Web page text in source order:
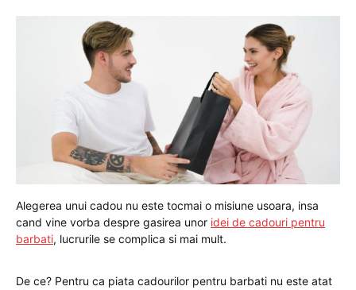
Alegerea unui cadou nu este tocmai o misiune usoara, insa
cand vine vorba despre gasirea unor idei de cadouri pentru
barbati, lucrurile se complica si mai mult.
De ce? Pentru ca piata cadourilor pentru barbati nu este atat